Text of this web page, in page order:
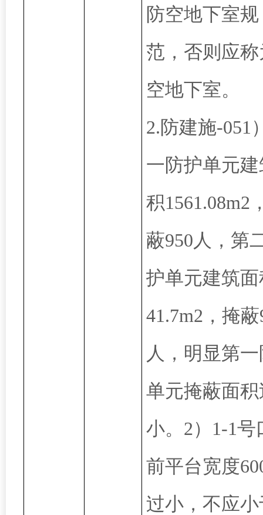
防空地下室规
范，否则应
空地下室。
2.防建施-051
一防护单元
积1561.08m2
蔽950人，第
护单元建筑面
41.7m2，掩蔽
人，明显第
单元掩蔽面积
小。2）1-1号
前平台宽度
过小，不应小